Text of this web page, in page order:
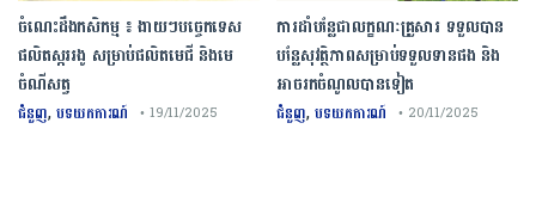
ការដាំបន្លែជាលក្ខណៈគ្រួសារ ទទួលបាន
បន្លែសុវត្ថិភាពសម្រាប់ទទួលទានផង និង
អាចរកចំណូលបានទៀត
ជំនួញ,បទយកការណ៍ • 20/11/2025
ចំណេះដឹងកសិកម្ម ៖ ងាយៗបច្ចេកទេស
ផលិតស្កររងូ សម្រាប់ផលិតមេជី និងមេ
ចំណីសត្វ
ជំនួញ,បទយកការណ៍ • 19/11/2025